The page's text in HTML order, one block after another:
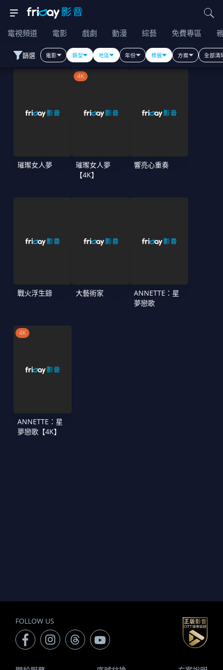
電視頻道 電影 戲劇 動漫 綜藝 免費專區
篩選 電影 類型 地區 年份 標籤 方案 全部清
璀璨女人夢
4K
璀璨女人夢
【4K】
響亮心重奏
戰火浮生錄 大藝術家
ANNETTE：星
夢戀歌
4K
ANNETTE：星
夢戀歌【4K】
FOLLOW US